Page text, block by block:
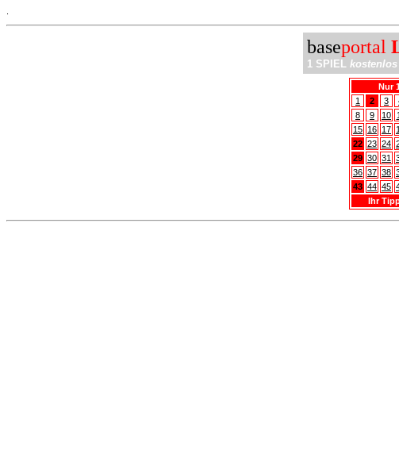
baseportal
1 SPIEL kostenlos
Nur
1
2 3
8
9 10
15 16 17
22 23 24
29 30 31
36 37 38
43 44 45
Ihr